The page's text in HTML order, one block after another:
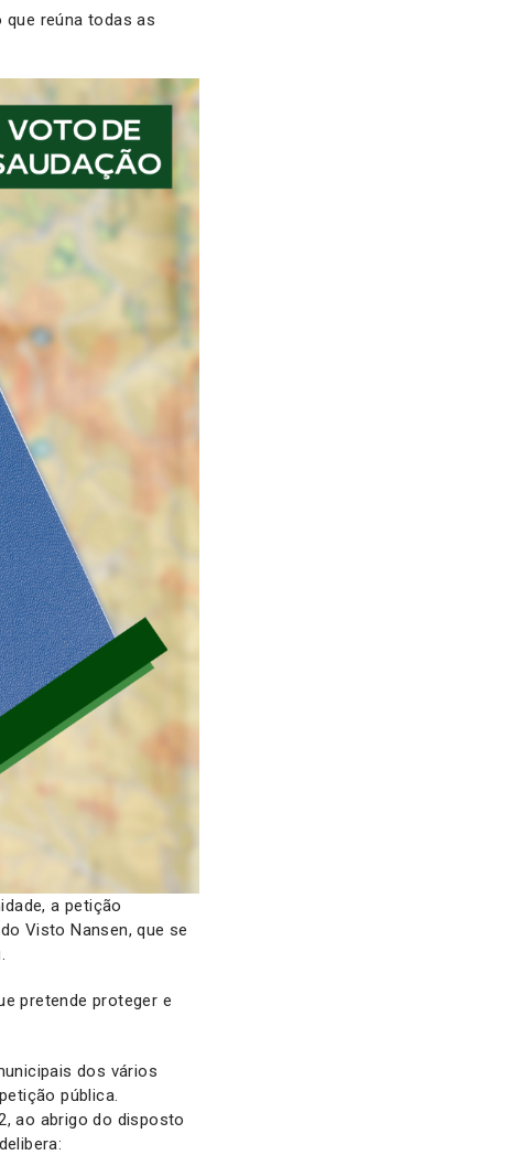
reúna todas as
a petição
Visto Nansen, que se
pretende proteger e
dos vários
pública.
ao abrigo do disposto